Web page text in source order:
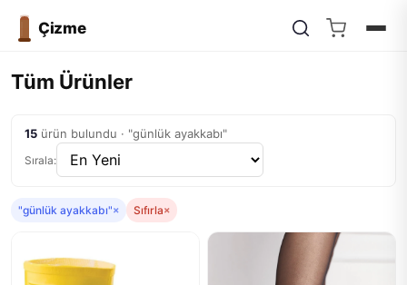
Çizme
Tüm Ürünler
15 ürün bulundu · "günlük ayakkabı"
Sırala:
"günlük ayakkabı"× Sıfırla×